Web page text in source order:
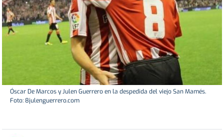
Óscar De Marcos y Julen Guerrero en la despedida del viejo San Mamés.
Foto: 8julenguerrero.com